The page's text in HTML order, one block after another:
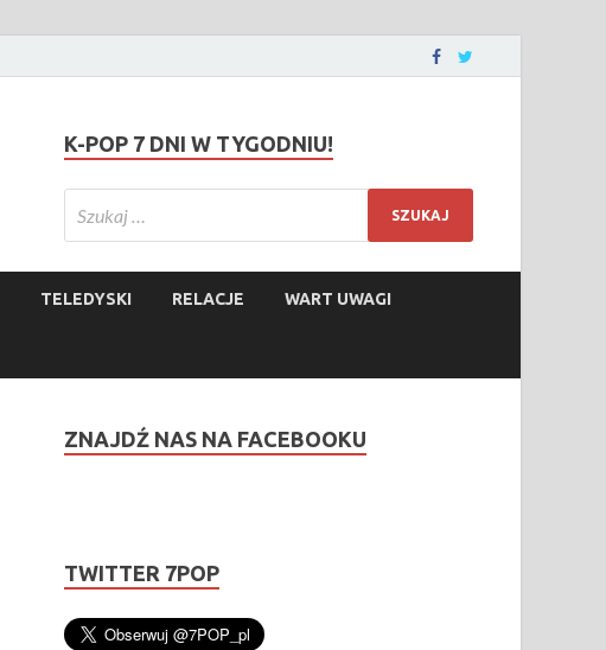
K-POP 7 DNI W TYGODNIU!
TELEDYSKI RELACJE WART UWAGI
ZNAJDŹ NAS NA FACEBOOKU
TWITTER 7POP